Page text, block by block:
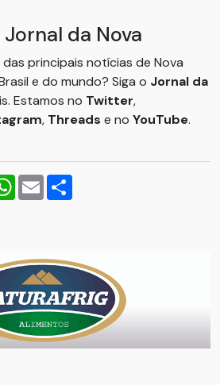
da Nova
principais notícias de Nova
e do mundo? Siga o Jornal da
Estamos no Twitter,
, Threads e no YouTube.
WhatsApp
Email